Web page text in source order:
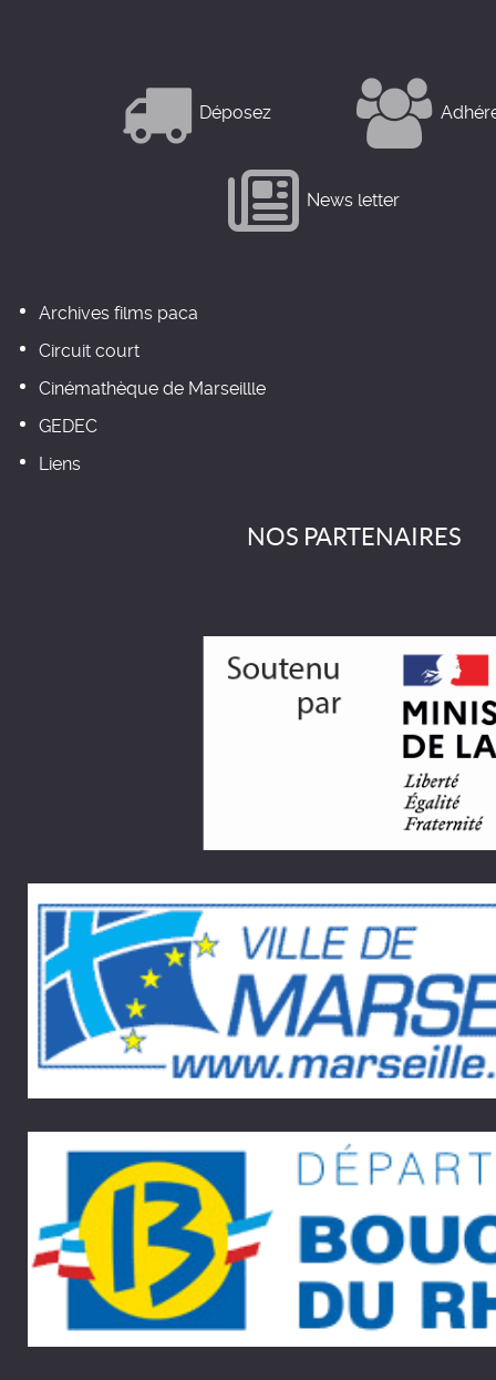
Déposez
News letter
Archives films paca
Circuit court
Cinémathèque de Marseillle
GEDEC
Liens
NOS PARTENAIRES